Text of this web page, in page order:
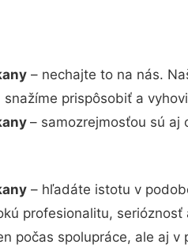
– nechajte to na nás.
prispôsobiť a
– samozrejmosťou sú
– hľadáte istotu v
profesionalitu,
počas spolupráce, ale aj